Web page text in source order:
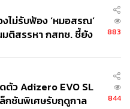
ไม่รับฟ้อง ‘หมอสรณ’
ติสรรหา กสทช. ชี้ยัง
883
ตัว Adizero EVO SL
กชันพิเศษรับฤดูกาล
844